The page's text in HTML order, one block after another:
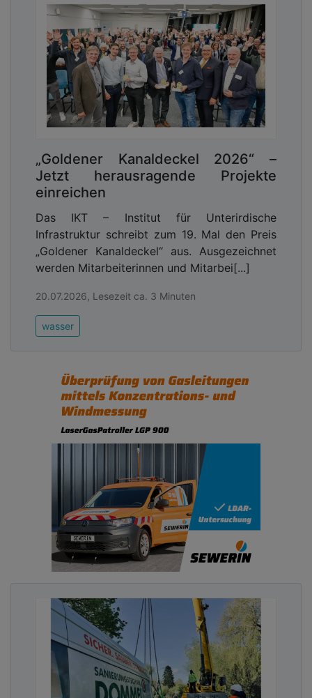
„Goldener Kanaldeckel 2026“ –
Jetzt herausragende Projekte
einreichen
Das IKT – Institut für Unterirdische
Infrastruktur schreibt zum 19. Mal den Preis
„Goldener Kanaldeckel“ aus. Ausgezeichnet
werden Mitarbeiterinnen und Mitarbei[...]
20.07.2026, Lesezeit ca. 3 Minuten
wasser